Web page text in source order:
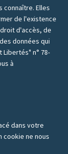
connaître. Elles
de l'existence
d'accès, de
données qui
Libertés" n° 78-
à
dans votre
cookie ne nous